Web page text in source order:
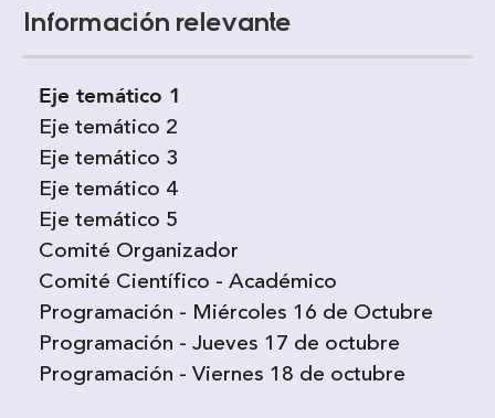
Información relevante
Eje temático 1
Eje temático 2
Eje temático 3
Eje temático 4
Eje temático 5
Comité Organizador
Comité Científico - Académico
Programación - Miércoles 16 de Octubre
Programación - Jueves 17 de octubre
Programación - Viernes 18 de octubre